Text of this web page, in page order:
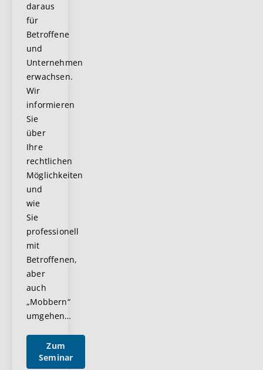
daraus
für
Betroffene
und
Unternehmen
erwachsen.
Wir
informieren
Sie
über
Ihre
rechtlichen
Möglichkeiten
und
wie
Sie
professionell
mit
Betroffenen,
aber
auch
„Mobbern“
umgehen…
Zum
Seminar